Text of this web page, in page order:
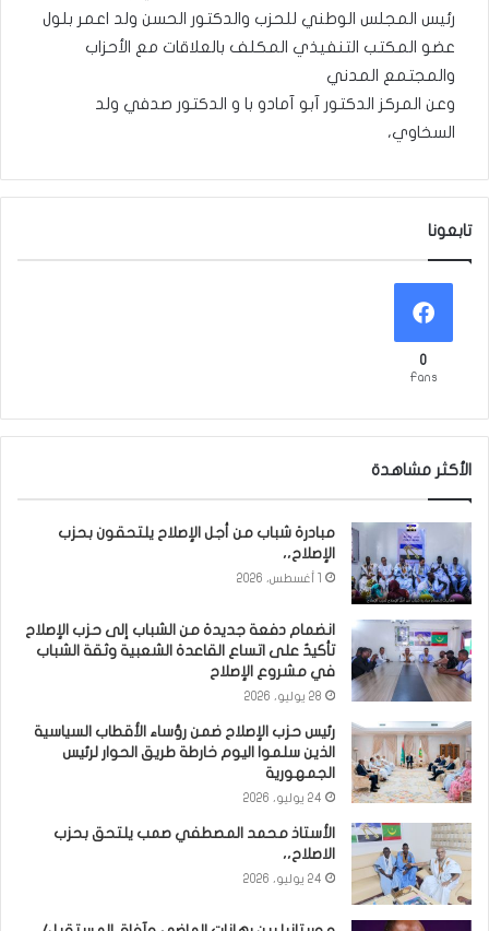
رئيس المجلس الوطني للحزب والدكتور الحسن ولد اعمر بلول
عضو المكتب التنفيذي المكلف بالعلاقات مع الأحزاب
والمجتمع المدني
وعن المركز الدكتور آبو آمادو با و الدكتور صدفي ولد
السخاوي،
تابعونا
0
Fans
الأكثر مشاهدة
مبادرة شباب من أجل الإصلاح يلتحقون بحزب
الإصلاح،،
انضمام دفعة جديدة من الشباب إلى حزب الإصلاح
تأكيدٌ على اتساع القاعدة الشعبية وثقة الشباب
في مشروع الإصلاح
28 يوليو، 2026
رئيس حزب الإصلاح ضمن رؤساء الأقطاب السياسية
الذين سلموا اليوم خارطة طريق الحوار لرئيس
الجمهورية
24 يوليو، 2026
الأستاذ محمد المصطفي صمب يلتحق بحزب
الاصلاح،،
24 يوليو، 2026